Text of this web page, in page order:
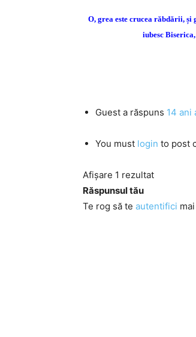
O, grea este crucea răbdării, și
iubesc
Guest a răspuns 14 ani
You must login to post
Afișare 1 rezultat
Răspunsul tău
Te rog să te autentifici